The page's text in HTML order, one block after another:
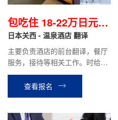
包吃住 18-22万日元/
月
日本关西 - 温泉酒店 翻译
主要负责酒店的前台翻译，餐厅
服务，接待等相关工作。时给制
1050~1200日元/小时，月收
入：包住18~22万日元。
查看报名